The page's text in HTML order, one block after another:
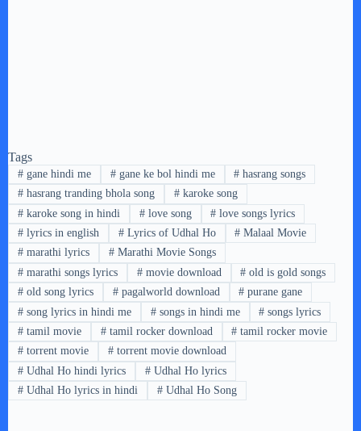
Tags
#gane hindi me #gane ke bol hindi me # hasrang songs
#hasrang tranding bhola song #karoke song
#karoke song in hindi #love song # love songs lyrics
#lyrics in english #Lyrics of Udhal Ho # Malaal Movie
#marathi lyrics #Marathi Movie Songs
#marathi songs lyrics #movie download # old is gold songs
#old song lyrics #pagalworld download # purane gane
#song lyrics in hindi me #songs in hindi me # songs lyrics
#tamil movie #tamil rocker download # tamil rocker movie
#torrent movie #torrent movie download
#Udhal Ho hindi lyrics #Udhal Ho lyrics
#Udhal Ho lyrics in hindi #Udhal Ho Song